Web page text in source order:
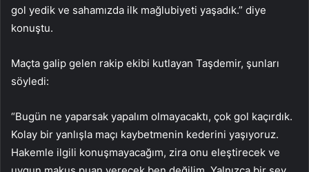
gol yedik ve sahamızda ilk mağlubiyeti yaşadık.” diye
konuştu.
Maçta galip gelen rakip ekibi kutlayan Taşdemir, şunları
söyledi:
“Bugün ne yaparsak yapalım olmayacaktı, çok gol kaçırdık.
Kolay bir yanlışla maçı kaybetmenin kederini yaşıyoruz.
Hakemle ilgili konuşmayacağım, zira onu eleştirecek ve